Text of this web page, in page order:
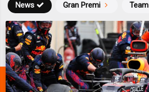
News Gran Premi Team